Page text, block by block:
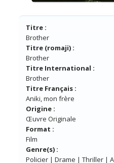
Titre :
Brother
Titre (romaji) :
Brother
Titre International :
Brother
Titre Français :
Aniki, mon frère
Origine :
Œuvre Originale
Format :
Film
Genre(s) :
Policier | Drame | Thriller |